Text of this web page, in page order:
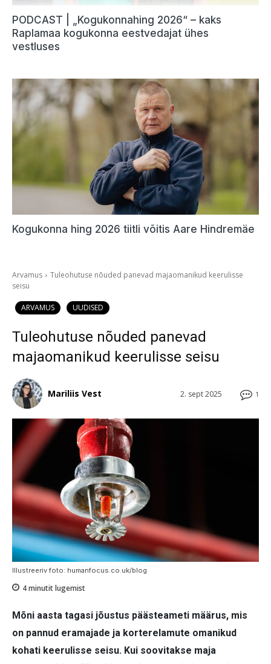
PODCAST | „Kogukonnahing 2026“ – kaks
Raplamaa kogukonna eestvedajat ühes
vestluses
Kogukonna hing 2026 tiitli võitis Aare Hindremäe